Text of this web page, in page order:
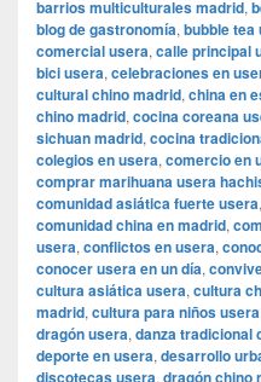
barrios multiculturales madrid,
blog de gastronomía, bubble tea
comercial usera, calle principal
bici usera, celebraciones en
cultural chino madrid, china en
chino madrid, cocina coreana
sichuan madrid, cocina
colegios en usera, comercio en
comprar marihuana usera
comunidad asiática fuerte usera,
comunidad china en madrid,
usera, conflictos en usera,
conocer usera en un día,
cultura asiática usera, cultura
madrid, cultura para niños usera
dragón usera, danza tradicional
deporte en usera, desarrollo
discotecas usera, dragón chino